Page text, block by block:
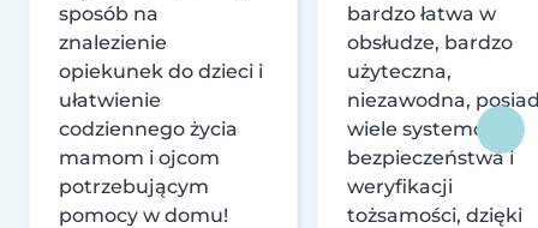
sposób na
znalezienie
opiekunek do dzieci i
ułatwienie
codziennego życia
mamom i ojcom
potrzebującym
pomocy w domu!
bardzo łatwa w
obsłudze, bardzo
użyteczna,
niezawodna,
wiele systemów
bezpieczeństwa i
weryfikacji
tożsamości, dzięki